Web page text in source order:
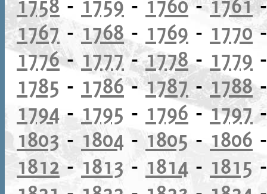
1767- 1768 - 1769 - 1770
1776- 1777-1778- 1779
1785 - 1786-1787-1788
1794 - 1795 - 1796-1797
1803- 1804 - 1805 - 1806
1812-1813 - 1814 - 1815